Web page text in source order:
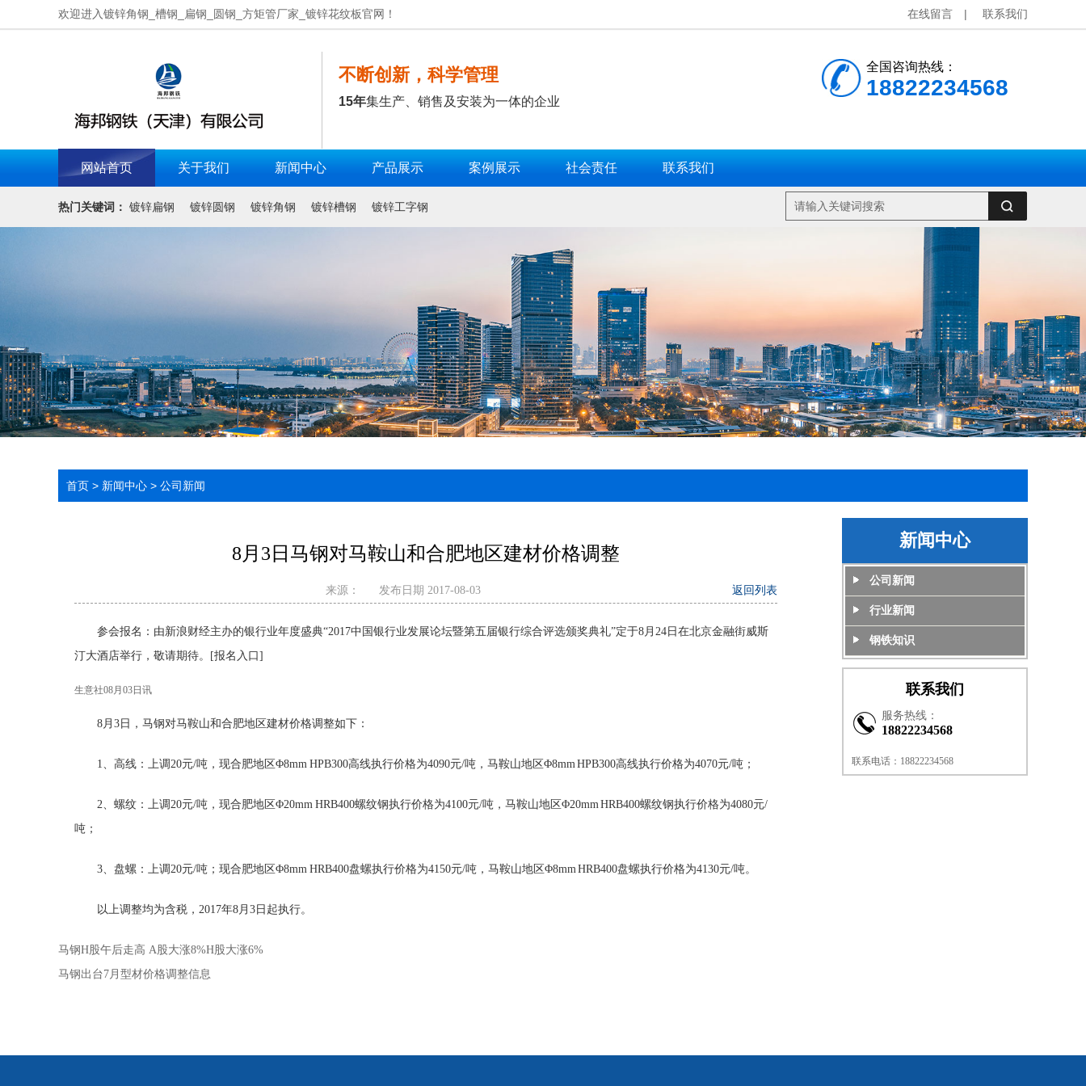
在线留言 | 联系我们
欢迎进入镀锌角钢_槽钢_扁钢_圆钢_方矩管厂家_镀锌花纹板官网！
不断创新，科学管理
15年集生产、销售及安装为一体的企业
全国咨询热线：
18822234568
网站首页 关于我们 新闻中心 产品展示 案例展示 社会责任 联系我们
热门关键词： 镀锌扁钢 镀锌圆钢 镀锌角钢 镀锌槽钢 镀锌工字钢
首页 > 新闻中心 > 公司新闻
8月3日马钢对马鞍山和合肥地区建材价格调整
返回列表
来源： 发布日期 2017-08-03
参会报名 ：由新浪财经主办的银行业年度盛典“2017中国银行业发展论坛暨第五届银行综合评选颁奖典礼”定于8月24日在北京金融街威斯
汀大酒店举行，敬请期待。[报名入口 ]
生意社08月03日讯
8月3日，马钢对马鞍山和合肥地区建材价格调整如下：
1、高线：上调20元/吨，现合肥地区Φ8mm HPB300高线执行价格为4090元/吨，马鞍山地区Φ8mm HPB300高线执行价格为4070元/吨；
2、螺纹：上调20元/吨，现合肥地区Φ20mm HRB400螺纹钢执行价格为4100元/吨，马鞍山地区Φ20mm HRB400螺纹钢执行价格为4080元/
吨；
3、盘螺：上调20元/吨；现合肥地区Φ8mm HRB400盘螺执行价格为4150元/吨，马鞍山地区Φ8mm HRB400盘螺执行价格为4130元/吨。
以上调整均为含税，2017年8月3日起执行。
马钢H股午后走高 A股大涨8%H股大涨6%
马钢出台7月型材价格调整信息
新闻中心
公司新闻
行业新闻
钢铁知识
联系我们
服务热线：
18822234568
联系电话：18822234568